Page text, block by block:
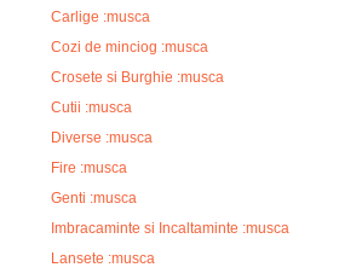
Carlige :musca
Cozi de minciog :musca
Crosete si Burghie :musca
Cutii :musca
Diverse :musca
Fire :musca
Genti :musca
Imbracaminte si Incaltaminte :musca
Lansete :musca